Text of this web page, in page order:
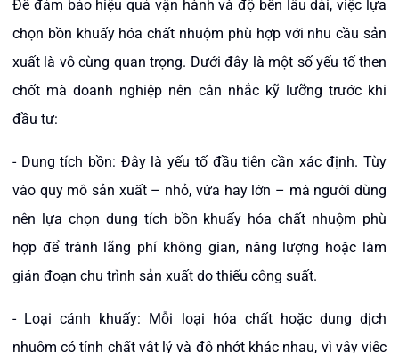
Để đảm bảo hiệu quả vận hành và độ bền lâu dài, việc lựa
chọn bồn khuấy hóa chất nhuộm phù hợp với nhu cầu sản
xuất là vô cùng quan trọng. Dưới đây là một số yếu tố then
chốt mà doanh nghiệp nên cân nhắc kỹ lưỡng trước khi
đầu tư:
- Dung tích bồn: Đây là yếu tố đầu tiên cần xác định. Tùy
vào quy mô sản xuất – nhỏ, vừa hay lớn – mà người dùng
nên lựa chọn dung tích bồn khuấy hóa chất nhuộm phù
hợp để tránh lãng phí không gian, năng lượng hoặc làm
gián đoạn chu trình sản xuất do thiếu công suất.
- Loại cánh khuấy: Mỗi loại hóa chất hoặc dung dịch
nhuộm có tính chất vật lý và độ nhớt khác nhau, vì vậy việc